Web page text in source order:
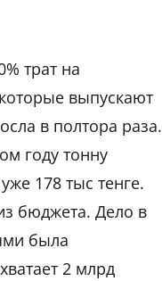
трат на
выпускают
в полтора раза.
году тонну
178 тыс тенге.
бюджета. Дело в
была
2 млрд